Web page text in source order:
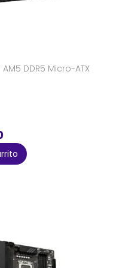
DDR5 Micro-ATX